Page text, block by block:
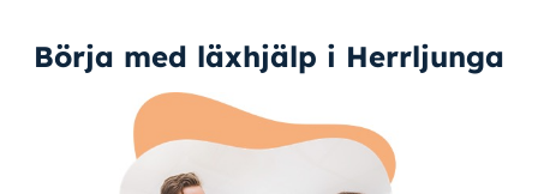
Börja med läxhjälp i Herrljunga